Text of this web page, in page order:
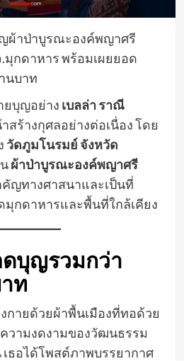
ผ้าป่าบูรณะองค์พญาศรี
กดาหาร พร้อมเผยยอด
นบาท
ยบุญอย่าง เบลล่า ราณี
สร้างกุศลอย่างต่อเนื่อง โดย
วัดภูมโนรมย์ จังหวัด
ผ้าป่าบูรณะองค์พญาศรี
ญทางศาสนาและเป็นที่
มุกดาหารและพื้นที่ใกล้เคียง
ดบุญรวมกว่า
ท
กายด้วยผ้าพื้นเมืองที่ทอด้วย
วามงดงามของวัฒนธรรม
ธอได้โพสต์ภาพบรรยากาศ